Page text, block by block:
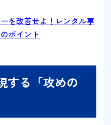
を改善せよ！レンタル事
ポイント
する「攻めの